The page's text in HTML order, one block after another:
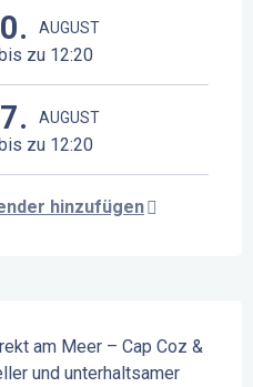
AUGUST
zu 12:20
AUGUST
zu 12:20
hinzufügen
am Meer – Cap Coz &
und unterhaltsamer